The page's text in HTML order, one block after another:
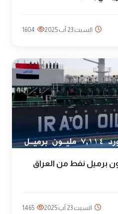
السبت 23 آب 2025 1604
تستورد 7.114 مليون برميل نفط من العراق
السبت 23 آب 2025 1465